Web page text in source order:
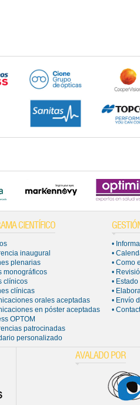
CIENTÍFICO
inaugural
plenarias
monográficos
clínicos
clínicas
orales aceptadas
en póster aceptadas
OPTOM
patrocinadas
personalizado
•
•
• Como
•
•
•
• Envío
•
AVALADO POR